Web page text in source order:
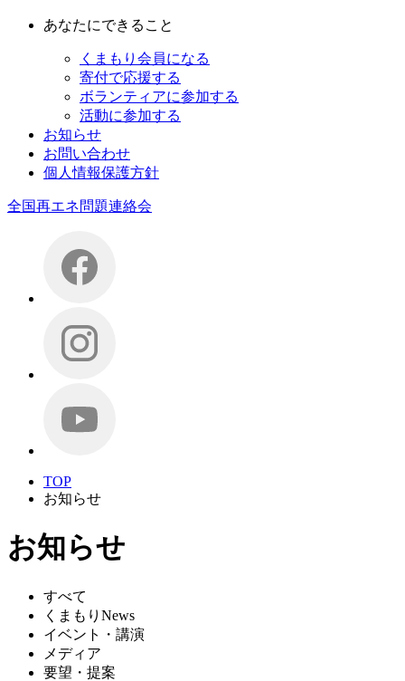
あなたにできること
くまもり会員になる
寄付で応援する
ボランティアに参加する
活動に参加する
お知らせ
お問い合わせ
個人情報保護方針
全国再エネ問題連絡会
TOP
お知らせ
お知らせ
すべて
くまもりNews
イベント・講演
メディア
要望・提案